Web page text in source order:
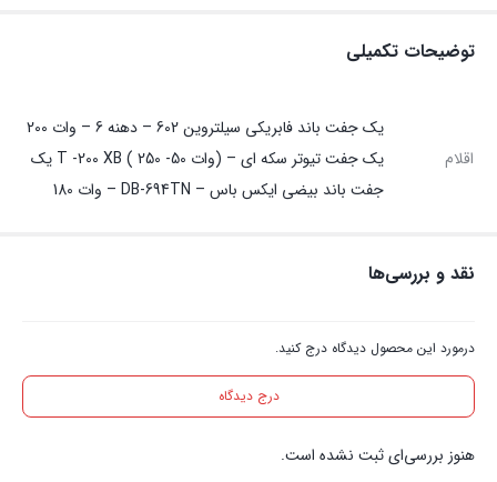
توضیحات تکمیلی
اقلام
یک جفت باند فابریکی سیلتروین 602 – دهنه 6 – وات 200
یک جفت تیوتر سکه ای – (وات T -200 XB ( 250 -50 یک
جفت باند بیضی ایکس باس – DB-694TN – وات 180
نقد و بررسی‌ها
درمورد این محصول دیدگاه درج کنید.
درج دیدگاه
هنوز بررسی‌ای ثبت نشده است.